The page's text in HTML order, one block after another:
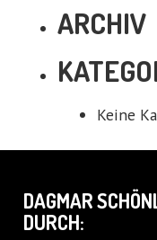
ARCHIV
Keine
DAGMAR
DURCH: